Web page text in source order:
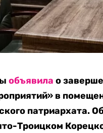
объявила о
в
патриархата.
Троицком